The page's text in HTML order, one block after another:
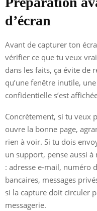
d’écran
Avant de capturer ton
vérifier ce que tu veux
dans les faits, ça évite de
qu’une fenêtre inutile,
confidentielle s’est
Concrètement, si tu veux
ouvre la bonne page,
rien à voir. Si tu dois
un support, pense aussi
: adresse e-mail, numéro
bancaires, messages
si la capture doit circuler
messagerie.